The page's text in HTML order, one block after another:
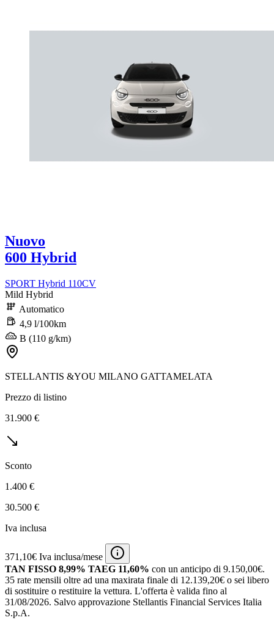
Nuovo
600 Hybrid
SPORT Hybrid 110CV
Mild Hybrid
Automatico
4,9 l/100km
B (110 g/km)
STELLANTIS &YOU MILANO GATTAMELATA
Prezzo di listino
31.900 €
Sconto
1.400 €
30.500 €
Iva inclusa
371,10€ Iva inclusa/mese
TAN FISSO 8,99% TAEG 11,60% con un anticipo di 9.150,00€.
35 rate mensili oltre ad una maxirata finale di 12.139,20€ o sei libero
di sostituire o restituire la vettura. L'offerta è valida fino al
31/08/2026. Salvo approvazione Stellantis Financial Services Italia
S.p.A.